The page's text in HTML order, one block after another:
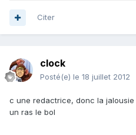
Citer
clock
Posté(e) le 18 juillet 2012
c une redactrice, donc la
un ras le bol